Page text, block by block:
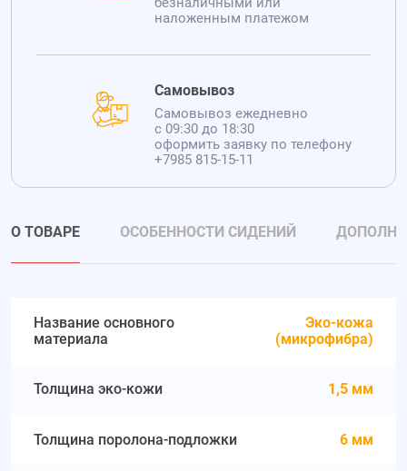
наложенным платежом
Самовывоз
Самовывоз ежедневно
с 09:30 до 18:30
оформить заявку по телефону
+7985 815-15-11
О ТОВАРЕ ОСОБЕННОСТИ СИДЕНИЙ
Название основного
материала
Эко-кожа
(микрофибра)
Толщина эко-кожи 1,5 мм
Толщина поролона-подложки 6 мм